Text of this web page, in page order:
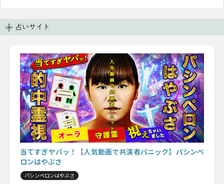
占いサイト
当てすぎヤバッ！【人気動画で共演者パニック】パシンペ
ロンはやぶさ
パシンペロンはやぶさ